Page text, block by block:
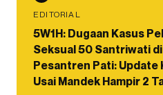
EDITORIAL
5W1H: Dugaan Kasus
Seksual 50 Santriwati di
Pesantren Pati: Update
Usai Mandek Hampir 2